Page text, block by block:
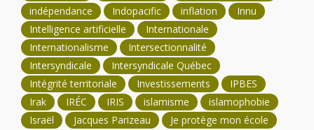
indépendance
Indopacific inflation
Innu
Intelligence artificielle
Internationale
Internationalisme
Intersectionnalité
Intersyndicale
Intersyndicale Québec
Intégrité territoriale
Investissements
IPBES
Irak
IRÉC IRIS islamisme
islamophobie
Israël
Jacques Parizeau
Je protège mon école